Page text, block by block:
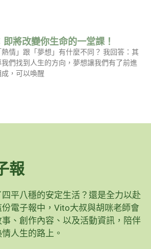
將改變你生命的一堂課！
情」跟「夢想」有什麼不同？ 我回答：其
們找到人生的方向，夢想讓我們有了前進
，可以喚醒
報
平八穩的安定生活？還是全力以赴
電子報中，Vito大叔與胡咪老師會
、創作內容、以及活動資訊，陪伴
人生的路上。